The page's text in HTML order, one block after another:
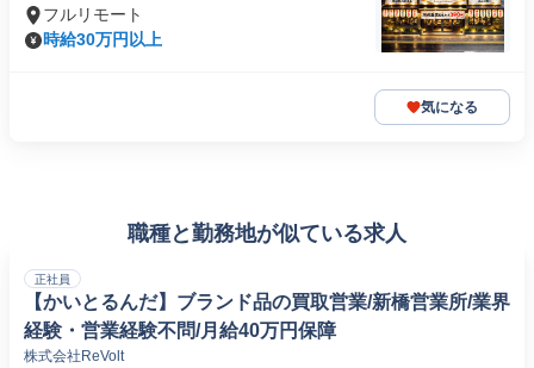
フルリモート
時給30万円以上
気になる
職種と勤務地が似ている求人
正社員
【かいとるんだ】ブランド品の買取営業/新橋営業所/業界
経験・営業経験不問/月給40万円保障
株式会社ReVolt